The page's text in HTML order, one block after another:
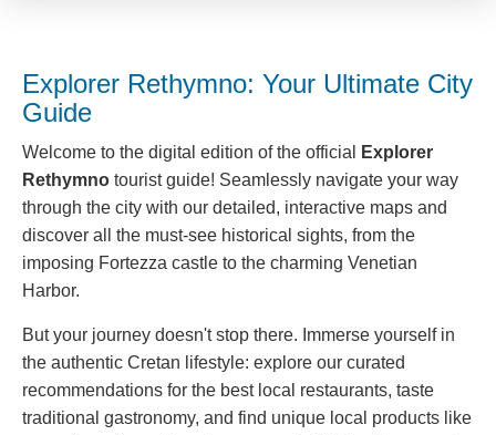
Explorer Rethymno: Your Ultimate City
Guide
Welcome to the digital edition of the official
Explorer
Rethymno tourist guide! Seamlessly navigate your way
through the city with our detailed, interactive maps and
discover all the must-see historical sights, from the
imposing Fortezza castle to the charming Venetian
Harbor.
But your journey doesn't stop there. Immerse yourself in
the authentic Cretan lifestyle: explore our curated
recommendations for the best local restaurants, taste
traditional gastronomy, and find unique local products like